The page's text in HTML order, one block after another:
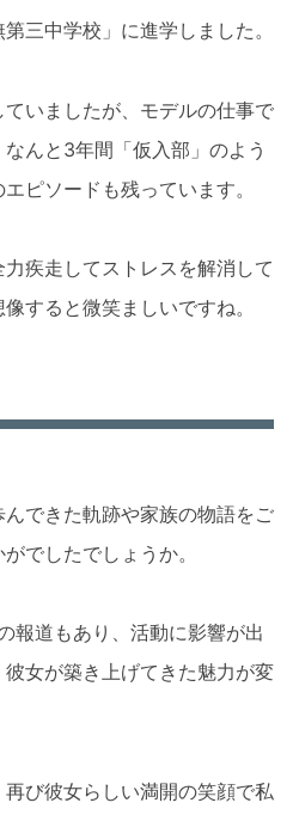
三中学校」に進学しました。
いましたが、モデルの仕事で
んと3年間「仮入部」のよう
ピソードも残っています。
疾走してストレスを解消して
すると微笑ましいですね。
できた軌跡や家族の物語をご
でしたでしょうか。
報道もあり、活動に影響が出
女が築き上げてきた魅力が変
び彼女らしい満開の笑顔で私